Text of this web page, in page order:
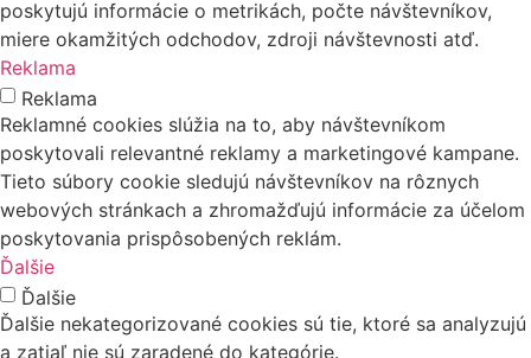
poskytujú informácie o metrikách, počte návštevníkov,
miere okamžitých odchodov, zdroji návštevnosti atď.
Reklama
Reklama
Reklamné cookies slúžia na to, aby návštevníkom
poskytovali relevantné reklamy a marketingové kampane.
Tieto súbory cookie sledujú návštevníkov na rôznych
webových stránkach a zhromažďujú informácie za účelom
poskytovania prispôsobených reklám.
Ďalšie
Ďalšie
Ďalšie nekategorizované cookies sú tie, ktoré sa analyzujú
a zatiaľ nie sú zaradené do kategórie.